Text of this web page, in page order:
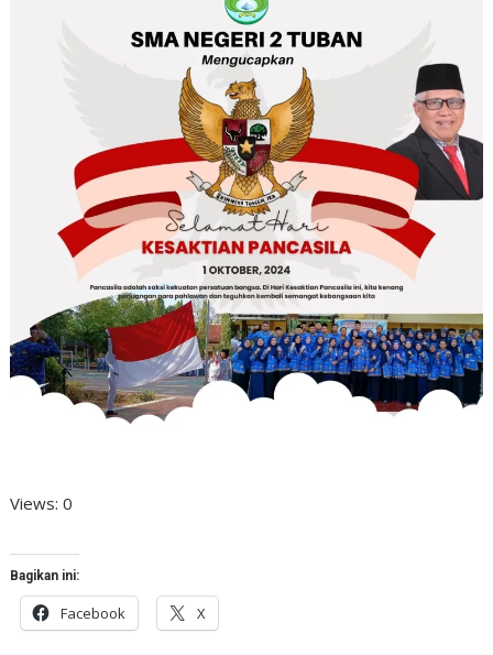
Views: 0
Bagikan ini:
Facebook X